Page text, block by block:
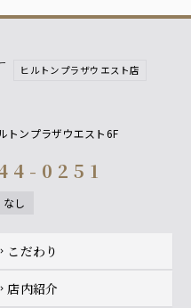
ヒルトンプラザウエスト店
トンプラザウエスト6F
0251
なし
chevron_right こだわり
chevron_right 店内紹介